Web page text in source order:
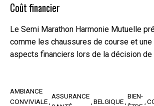
Coût financier
Le Semi Marathon Harmonie Mutuelle
comme les chaussures de course et
aspects financiers lors de la décision
AMBIANCE
CONVIVIALE
ASSURANCE
BELGIQUE
BIEN-